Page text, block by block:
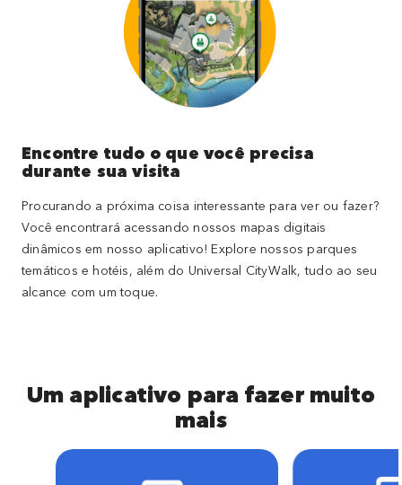
Encontre tudo o que você precisa
durante sua visita
Procurando a próxima coisa interessante para ver ou fazer?
Você encontrará acessando nossos mapas digitais
dinâmicos em nosso aplicativo! Explore nossos parques
temáticos e hotéis, além do Universal CityWalk, tudo ao seu
alcance com um toque.
Um aplicativo para fazer muito
mais